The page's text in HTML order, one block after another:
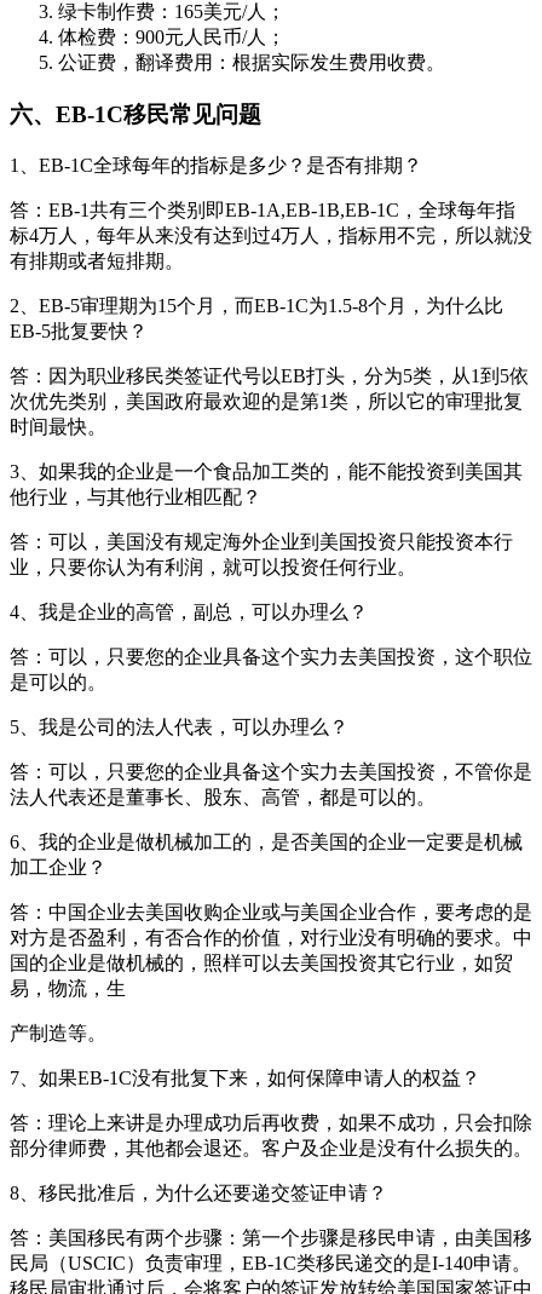
绿卡制作费：165美元/人；
体检费：900元人民币/人；
公证费，翻译费用：根据实际发生费用收费。
六、EB-1C移民常见问题
1、EB-1C全球每年的指标是多少？是否有排期？
答：EB-1共有三个类别即EB-1A,EB-1B,EB-1C，全球每年指
标4万人，每年从来没有达到过4万人，指标用不完，所以就没
有排期或者短排期。
2、EB-5审理期为15个月，而EB-1C为1.5-8个月，为什么比
EB-5批复要快？
答：因为职业移民类签证代号以EB打头，分为5类，从1到5依
次优先类别，美国政府最欢迎的是第1类，所以它的审理批复
时间最快。
3、如果我的企业是一个食品加工类的，能不能投资到美国其
他行业，与其他行业相匹配？
答：可以，美国没有规定海外企业到美国投资只能投资本行
业，只要你认为有利润，就可以投资任何行业。
4、我是企业的高管，副总，可以办理么？
答：可以，只要您的企业具备这个实力去美国投资，这个职位
是可以的。
5、我是公司的法人代表，可以办理么？
答：可以，只要您的企业具备这个实力去美国投资，不管你是
法人代表还是董事长、股东、高管，都是可以的。
6、我的企业是做机械加工的，是否美国的企业一定要是机械
加工企业？
答：中国企业去美国收购企业或与美国企业合作，要考虑的是
对方是否盈利，有否合作的价值，对行业没有明确的要求。中
国的企业是做机械的，照样可以去美国投资其它行业，如贸
易，物流，生
产制造等。
7、如果EB-1C没有批复下来，如何保障申请人的权益？
答：理论上来讲是办理成功后再收费，如果不成功，只会扣除
部分律师费，其他都会退还。客户及企业是没有什么损失的。
8、移民批准后，为什么还要递交签证申请？
答：美国移民有两个步骤：第一个步骤是移民申请，由美国移
民局（USCIC）负责审理，EB-1C类移民递交的是I-140申请。
移民局审批通过后，会将客户的签证发放转给美国国家签证中